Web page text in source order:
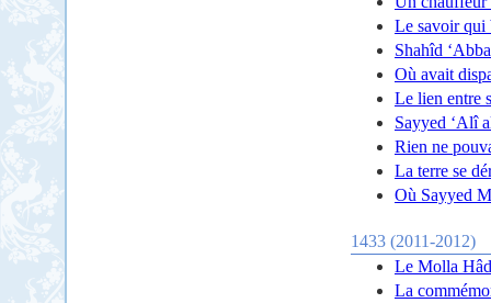
Le savoir qui
Shahîd
Où avait
Le lien entre
Sayyed ‘Alî
Rien ne
La terre se
Où Sayyed
1433 (2011-2012)
Le Molla
La